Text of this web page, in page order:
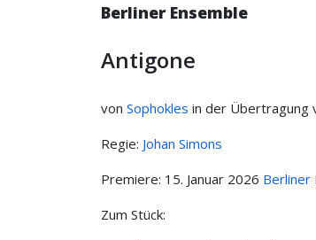
Berliner Ensemble
Antigone
von Sophokles in der Übertragung
Regie: Johan Simons
Premiere: 15. Januar 2026 Berliner
Zum Stück: